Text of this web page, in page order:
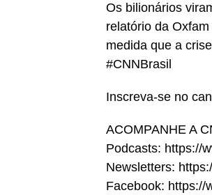
Os bilionários
relatório da
medida que a
#CNNBrasil
Inscreva-se no
ACOMPANHE A
Podcasts: https://
Newsletters:
Facebook: https://